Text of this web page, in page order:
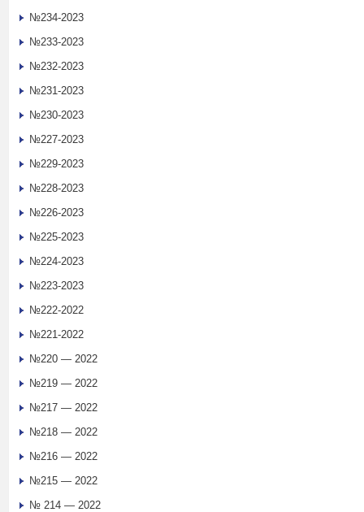
№234-2023
№233-2023
№232-2023
№231-2023
№230-2023
№227-2023
№229-2023
№228-2023
№226-2023
№225-2023
№224-2023
№223-2023
№222-2022
№221-2022
№220 — 2022
№219 — 2022
№217 — 2022
№218 — 2022
№216 — 2022
№215 — 2022
№ 214 — 2022